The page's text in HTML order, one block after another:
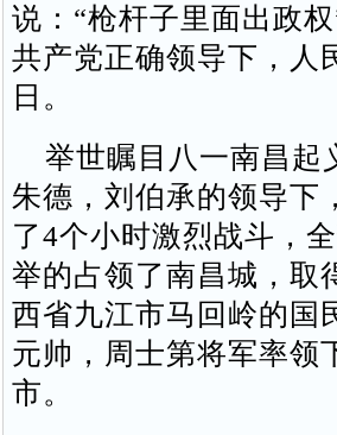
说：“枪杆子里面出政
共产党正确领导下，人
日。
举世瞩目八一南昌起
朱德，刘伯承的领导下
了4个小时激烈战斗，
举的占领了南昌城，取
西省九江市马回岭的国
元帅，周士第将军率领
市。